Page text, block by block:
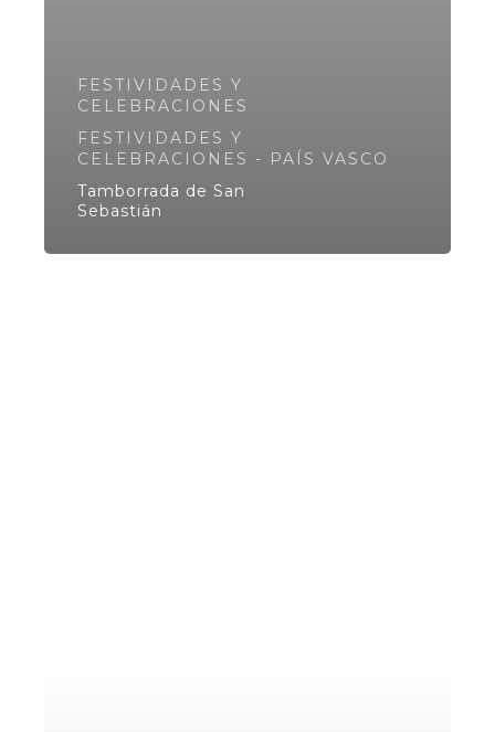
FESTIVIDADES Y
CELEBRACIONES
FESTIVIDADES Y
CELEBRACIONES - PAÍS VASCO
Tamborrada de San
Sebastián